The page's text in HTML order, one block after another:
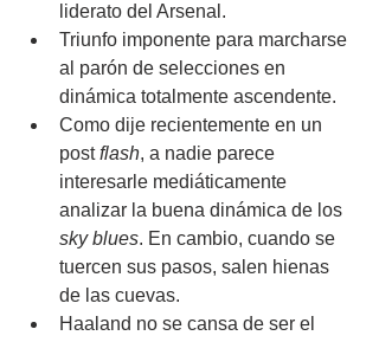
liderato del Arsenal.
Triunfo imponente para marcharse
al parón de selecciones en
dinámica totalmente ascendente.
Como dije recientemente en un
post flash, a nadie parece
interesarle mediáticamente
analizar la buena dinámica de los
sky blues. En cambio, cuando se
tuercen sus pasos, salen hienas
de las cuevas.
Haaland no se cansa de ser el